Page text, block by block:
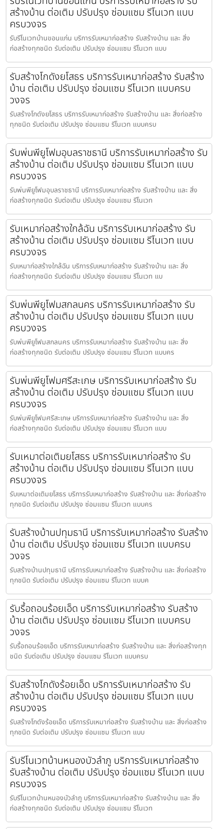
สร้างบ้าน ต่อเติม ปรับปรุง ซ่อมแซม รีโนเวท แบบ
ครบวงจร
รับรีโนเวทบ้านขอนแก่น บริการรับเหมาก่อสร้าง รับสร้างบ้าน และ สิ่ง
ก่อสร้างทุกชนิด รับต่อเติม ปรับปรุง ซ่อมแซม รีโนเวท แบบ
รับสร้างโกดังยโสธร บริการรับเหมาก่อสร้าง รับสร้าง
บ้าน ต่อเติม ปรับปรุง ซ่อมแซม รีโนเวท แบบครบ
วงจร
รับสร้างโกดังยโสธร บริการรับเหมาก่อสร้าง รับสร้างบ้าน และ สิ่งก่อสร้าง
ทุกชนิด รับต่อเติม ปรับปรุง ซ่อมแซม รีโนเวท แบบครบ
รับพ่นพียูโฟมอุบลราชธานี บริการรับเหมาก่อสร้าง รับ
สร้างบ้าน ต่อเติม ปรับปรุง ซ่อมแซม รีโนเวท แบบ
ครบวงจร
รับพ่นพียูโฟมอุบลราชธานี บริการรับเหมาก่อสร้าง รับสร้างบ้าน และ สิ่ง
ก่อสร้างทุกชนิด รับต่อเติม ปรับปรุง ซ่อมแซม รีโนเวท
รับเหมาก่อสร้างใกล้ฉัน บริการรับเหมาก่อสร้าง รับ
สร้างบ้าน ต่อเติม ปรับปรุง ซ่อมแซม รีโนเวท แบบ
ครบวงจร
รับเหมาก่อสร้างใกล้ฉัน บริการรับเหมาก่อสร้าง รับสร้างบ้าน และ สิ่ง
ก่อสร้างทุกชนิด รับต่อเติม ปรับปรุง ซ่อมแซม รีโนเวท แบ
รับพ่นพียูโฟมสกลนคร บริการรับเหมาก่อสร้าง รับ
สร้างบ้าน ต่อเติม ปรับปรุง ซ่อมแซม รีโนเวท แบบ
ครบวงจร
รับพ่นพียูโฟมสกลนคร บริการรับเหมาก่อสร้าง รับสร้างบ้าน และ สิ่ง
ก่อสร้างทุกชนิด รับต่อเติม ปรับปรุง ซ่อมแซม รีโนเวท แบบคร
รับพ่นพียูโฟมศรีสะเกษ บริการรับเหมาก่อสร้าง รับ
สร้างบ้าน ต่อเติม ปรับปรุง ซ่อมแซม รีโนเวท แบบ
ครบวงจร
รับพ่นพียูโฟมศรีสะเกษ บริการรับเหมาก่อสร้าง รับสร้างบ้าน และ สิ่ง
ก่อสร้างทุกชนิด รับต่อเติม ปรับปรุง ซ่อมแซม รีโนเวท แบบ
รับเหมาต่อเติมยโสธร บริการรับเหมาก่อสร้าง รับ
สร้างบ้าน ต่อเติม ปรับปรุง ซ่อมแซม รีโนเวท แบบ
ครบวงจร
รับเหมาต่อเติมยโสธร บริการรับเหมาก่อสร้าง รับสร้างบ้าน และ สิ่งก่อสร้าง
ทุกชนิด รับต่อเติม ปรับปรุง ซ่อมแซม รีโนเวท แบบคร
รับสร้างบ้านปทุมธานี บริการรับเหมาก่อสร้าง รับสร้าง
บ้าน ต่อเติม ปรับปรุง ซ่อมแซม รีโนเวท แบบครบ
วงจร
รับสร้างบ้านปทุมธานี บริการรับเหมาก่อสร้าง รับสร้างบ้าน และ สิ่งก่อสร้าง
ทุกชนิด รับต่อเติม ปรับปรุง ซ่อมแซม รีโนเวท แบบค
รับรื้อถอนร้อยเอ็ด บริการรับเหมาก่อสร้าง รับสร้าง
บ้าน ต่อเติม ปรับปรุง ซ่อมแซม รีโนเวท แบบครบ
วงจร
รับรื้อถอนร้อยเอ็ด บริการรับเหมาก่อสร้าง รับสร้างบ้าน และ สิ่งก่อสร้างทุก
ชนิด รับต่อเติม ปรับปรุง ซ่อมแซม รีโนเวท แบบครบ
รับสร้างโกดังร้อยเอ็ด บริการรับเหมาก่อสร้าง รับ
สร้างบ้าน ต่อเติม ปรับปรุง ซ่อมแซม รีโนเวท แบบ
ครบวงจร
รับสร้างโกดังร้อยเอ็ด บริการรับเหมาก่อสร้าง รับสร้างบ้าน และ สิ่งก่อสร้าง
ทุกชนิด รับต่อเติม ปรับปรุง ซ่อมแซม รีโนเวท แบบ
รับรีโนเวทบ้านหนองบัวลำภู บริการรับเหมาก่อสร้าง
รับสร้างบ้าน ต่อเติม ปรับปรุง ซ่อมแซม รีโนเวท แบบ
ครบวงจร
รับรีโนเวทบ้านหนองบัวลำภู บริการรับเหมาก่อสร้าง รับสร้างบ้าน และ สิ่ง
ก่อสร้างทุกชนิด รับต่อเติม ปรับปรุง ซ่อมแซม รีโนเวท